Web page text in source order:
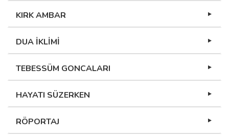
KIRK AMBAR
DUA İKLİMİ
TEBESSÜM GONCALARI
HAYATI SÜZERKEN
RÖPORTAJ